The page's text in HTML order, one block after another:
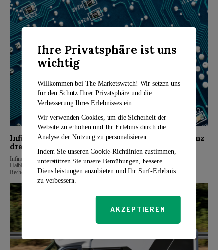
Infineons neuer Wafer verbessert Energieeffizienz
drastisch
Infineon Technologies hat einen bahnbrechenden Fortschritt in der
Halbleitertechnologie erzielt, der maßgeblich zur Energieeffizienz von KI-
Rechenzentren beitragen könnte. Mit einer innovativen Schleiftechnik stellt der
Ihre Privatsphäre ist uns
wichtig
Willkommen bei The Marketswatch! Wir setzen uns
für den Schutz Ihrer Privatsphäre und die
Verbesserung Ihres Erlebnisses ein.
Wir verwenden Cookies, um die Sicherheit der
Website zu erhöhen und Ihr Erlebnis durch die
Analyse der Nutzung zu personalisieren.
Indem Sie unseren Cookie-Richtlinien zustimmen,
unterstützen Sie unsere Bemühungen, bessere
Dienstleistungen anzubieten und Ihr Surf-Erlebnis
zu verbessern.
AKZEPTIEREN